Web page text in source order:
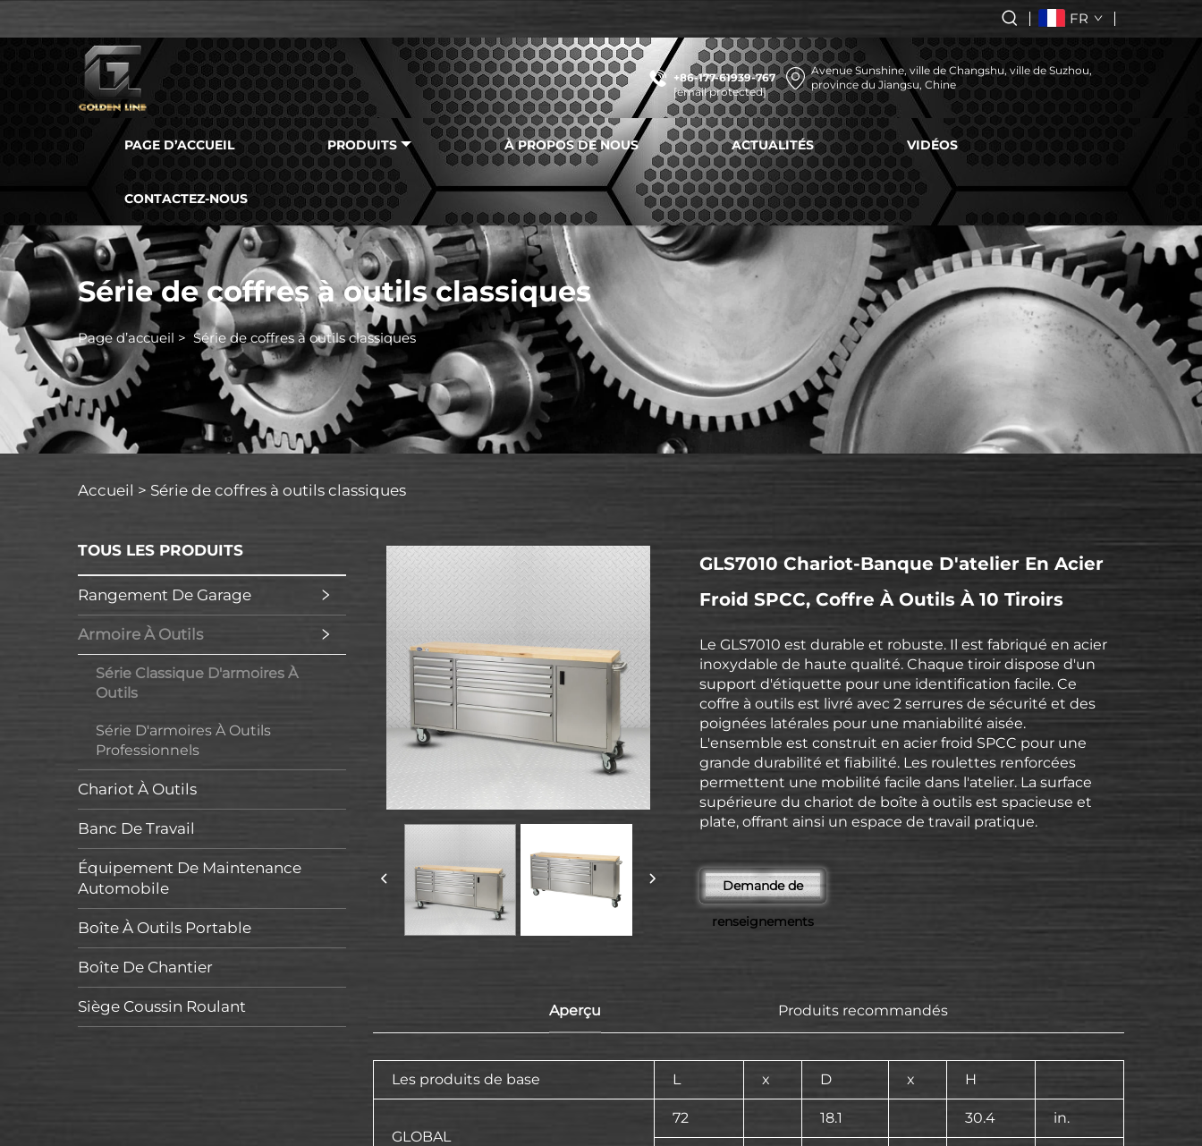
FR
+86-177-61939-767
[email protected]
Avenue Sunshine, ville de Changshu, ville de Suzhou,
province du Jiangsu, Chine
PAGE D’ACCUEIL PRODUITS À PROPOS DE NOUS ACTUALITÉS VIDÉOS
CONTACTEZ-NOUS
Série de coffres à outils classiques
Page d’accueil > Série de coffres à outils classiques
Accueil > Série de coffres à outils classiques
TOUS LES PRODUITS
Rangement De Garage
Armoire À Outils
Série Classique D'armoires À
Outils
Série D'armoires À Outils
Professionnels
Chariot À Outils
Banc De Travail
Équipement De Maintenance
Automobile
Boîte À Outils Portable
Boîte De Chantier
Siège Coussin Roulant
GLS7010 Chariot-Banque D'atelier En Acier
Froid SPCC, Coffre À Outils À 10 Tiroirs
Le GLS7010 est durable et robuste. Il est fabriqué en acier
inoxydable de haute qualité. Chaque tiroir dispose d'un
support d'étiquette pour une identification facile. Ce
coffre à outils est livré avec 2 serrures de sécurité et des
poignées latérales pour une maniabilité aisée.
L'ensemble est construit en acier froid SPCC pour une
grande durabilité et fiabilité. Les roulettes renforcées
permettent une mobilité facile dans l'atelier. La surface
supérieure du chariot de boîte à outils est spacieuse et
plate, offrant ainsi un espace de travail pratique.
Demande de
renseignements
Aperçu Produits recommandés
Les produits de base L x D x H
GLOBAL
72 18.1 30.4 in.